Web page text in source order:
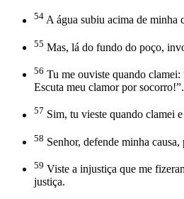
54 A água subiu acima de minha
55 Mas, lá do fundo do poço,
56 Tu me ouviste quando
Escuta meu clamor por socorro!”.
57 Sim, tu vieste quando clamei
58 Senhor, defende minha
59 Viste a injustiça que me
justiça.